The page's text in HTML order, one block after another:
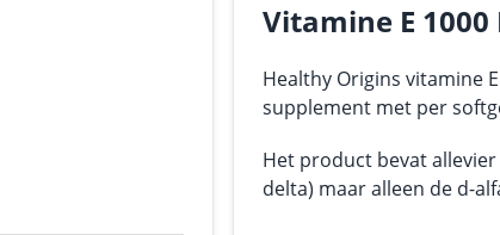
Vitamine E 1000
Healthy Origins vitamine
supplement met per
Het product bevat
delta) maar alleen de d-